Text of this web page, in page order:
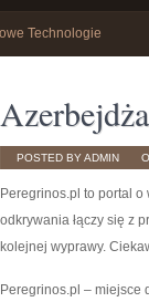
Technologie
POSTED BY ADMIN
Peregrinos.pl to portal
odkrywania łączy się z
kolejnej wyprawy.
Peregrinos.pl – miejsce